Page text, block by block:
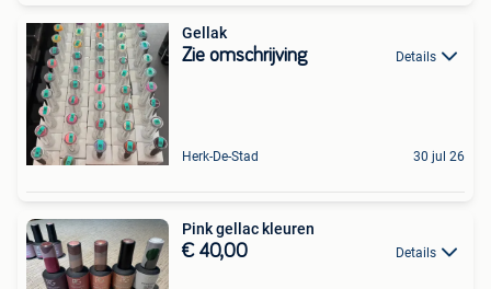
Gellak
Zie omschrijving Details
Herk-De-Stad 30 jul 26
Pink gellac kleuren
€ 40,00 Details